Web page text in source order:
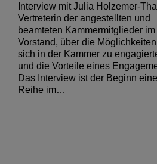
Interview mit Julia Holzemer-
Vertreterin der angestellten und
beamteten Kammermitglieder im
Vorstand, über die
sich in der Kammer zu
und die Vorteile eines
Das Interview ist der Beginn
Reihe im…